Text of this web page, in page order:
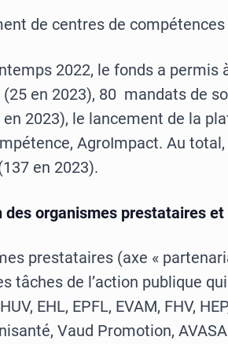
de centres de
2022, le fonds a permis
en 2023), 80 mandats de
en 2023), le lancement de la
AgroImpact. Au
en 2023).
des organismes prestataires
prestataires (axe «
tâches de l’action publique
EHL, EPFL, EVAM, FHV,
Vaud Promotion,